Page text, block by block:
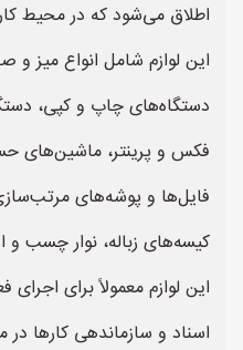
اطلاق می‌شود که در محیط
این لوازم شامل انواع میز و
دستگاه‌های چاپ و کپی،
فکس و پرینتر، ماشین‌های
فایل‌ها و پوشه‌های
کیسه‌های زباله، نوار چسب
این لوازم معمولاً برای
اسناد و سازماندهی کارها